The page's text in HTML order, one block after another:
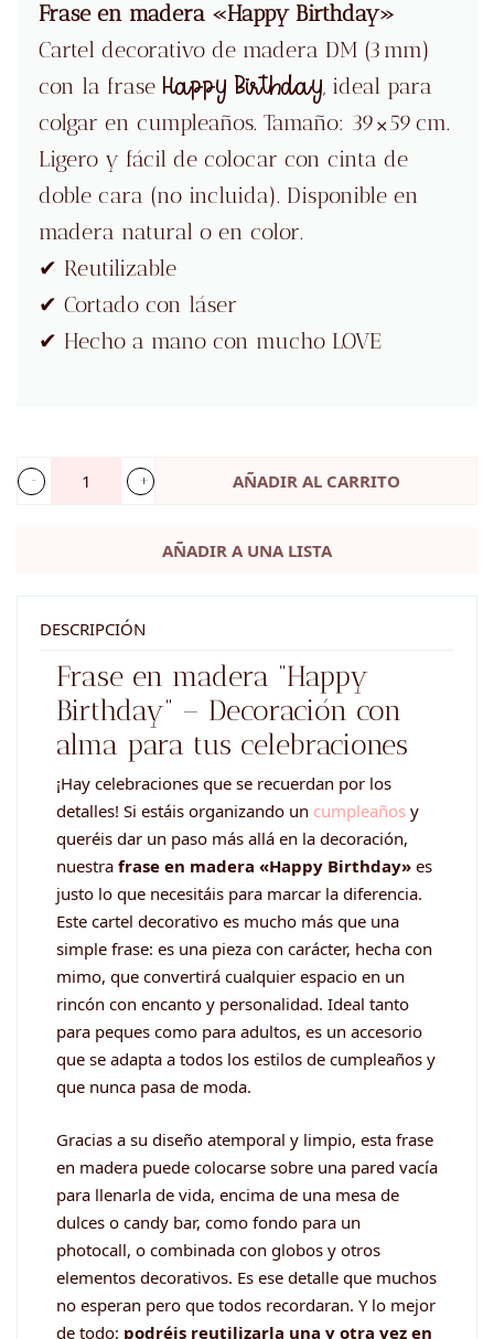
Frase en madera «Happy Birthday»
Cartel decorativo de madera DM (3 mm)
con la frase Happy Birthday, ideal para
colgar en cumpleaños. Tamaño: 39×59 cm.
Ligero y fácil de colocar con cinta de
doble cara (no incluida). Disponible en
madera natural o en color.
✔ Reutilizable
✔ Cortado con láser
✔ Hecho a mano con mucho LOVE
Frase
-
Happy
Birthday
cantidad
AÑADIR AL CARRITO
AÑADIR A UNA LISTA
DESCRIPCIÓN
Frase en madera “Happy
Birthday” – Decoración con
alma para tus celebraciones
¡Hay celebraciones que se recuerdan por los
detalles! Si estáis organizando un cumpleaños y
queréis dar un paso más allá en la decoración,
nuestra frase en madera «Happy Birthday» es
justo lo que necesitáis para marcar la diferencia.
Este cartel decorativo es mucho más que una
simple frase: es una pieza con carácter, hecha con
mimo, que convertirá cualquier espacio en un
rincón con encanto y personalidad. Ideal tanto
para peques como para adultos, es un accesorio
que se adapta a todos los estilos de cumpleaños y
que nunca pasa de moda.
Gracias a su diseño atemporal y limpio, esta frase
en madera puede colocarse sobre una pared vacía
para llenarla de vida, encima de una mesa de
dulces o candy bar, como fondo para un
photocall, o combinada con globos y otros
elementos decorativos. Es ese detalle que muchos
no esperan pero que todos recordaran. Y lo mejor
de todo: podréis reutilizarla una y otra vez en